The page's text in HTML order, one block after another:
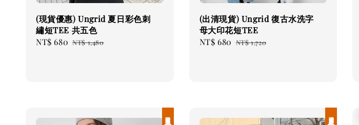
(現貨優惠) Ungrid 夏日彩色刺
繡短TEE 共五色
Sale
NT$ 680 Regular
NT$ 1,480
(出清現貨) Ungrid 復古水洗字
母大印花短TEE
Sale
NT$ 680 Regular
NT$ 1,720